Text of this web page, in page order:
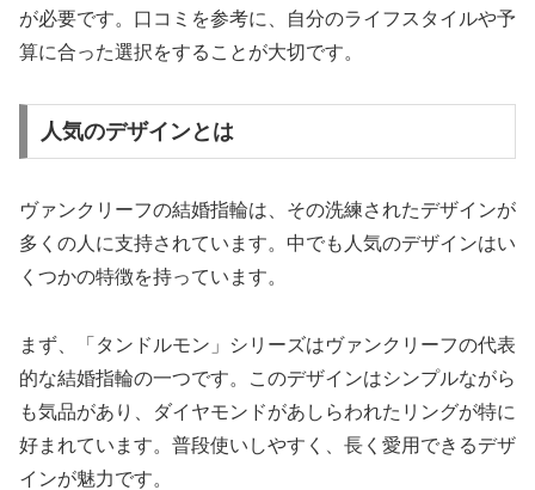
が必要です。口コミを参考に、自分のライフスタイルや予
算に合った選択をすることが大切です。
人気のデザインとは
ヴァンクリーフの結婚指輪は、その洗練されたデザインが
多くの人に支持されています。中でも人気のデザインはい
くつかの特徴を持っています。
まず、「タンドルモン」シリーズはヴァンクリーフの代表
的な結婚指輪の一つです。このデザインはシンプルながら
も気品があり、ダイヤモンドがあしらわれたリングが特に
好まれています。普段使いしやすく、長く愛用できるデザ
インが魅力です。